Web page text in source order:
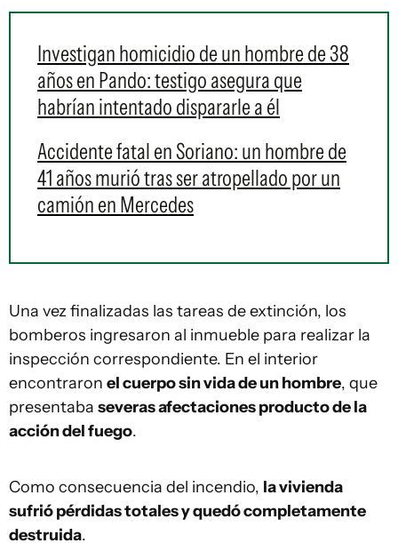
Investigan homicidio de un hombre de 38
años en Pando: testigo asegura que
habrían intentado dispararle a él
Accidente fatal en Soriano: un hombre de
41 años murió tras ser atropellado por un
camión en Mercedes
Una vez finalizadas las tareas de extinción, los
bomberos ingresaron al inmueble para realizar la
inspección correspondiente. En el interior
encontraron el cuerpo sin vida de un hombre, que
presentaba severas afectaciones producto de la
acción del fuego.
Como consecuencia del incendio, la vivienda
sufrió pérdidas totales y quedó completamente
destruida.